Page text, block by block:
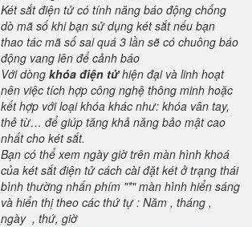
Két sắt điện tử có tính năng báo động chống
dò mã số khi bạn sử dụng két sắt nếu bạn
thao tác mã số sai quá 3 lần sẽ có chuông báo
động vang lên để cảnh báo
Với dòng khóa điện tửhiện đại và linh hoạt
nên việc tích hợp công nghệ thông minh hoặc
kết hợp với loại khóa khác như: khóa vân tay,
thẻ từ… để giúp tăng khả năng bảo mật cao
nhất cho két sắt.
Bạn có thể xem ngày giờ trên màn hình khoá
của két sắt điện tử cách cài đặt két ở trạng thái
bình thường nhấn phím "*" màn hình hiển sáng
và hiển thị theo các thứ tự : Năm , tháng ,
ngày , thứ, giờ